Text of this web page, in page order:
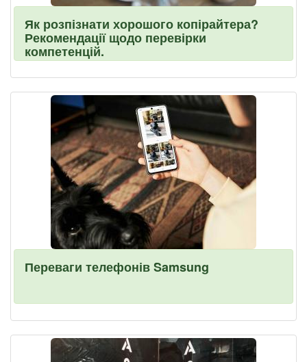
Як розпізнати хорошого копірайтера?
Рекомендації щодо перевірки
компетенцій.
Переваги телефонів Samsung